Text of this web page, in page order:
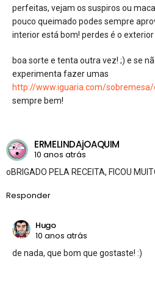
perfeitas, vejam os suspiros ou
pouco queimado podes sempre
interior está bom! perdes é o
boa sorte e tenta outra vez! ;) e se
experimenta fazer umas
http://www.iguaria.com/
sempre bem!
ERMELINDAjOAQUIM
10 anos atrás
oBRIGADO PELA RECEITA, FICOU
Responder
Hugo
10 anos atrás
de nada, que bom que gostaste! :)